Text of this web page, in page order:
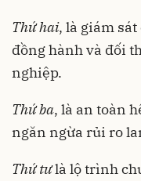
Thứ hai, là giám
đồng hành và đối
nghiệp.
Thứ ba, là an toàn
ngăn ngừa rủi ro
Thứ tưlà lộ trình